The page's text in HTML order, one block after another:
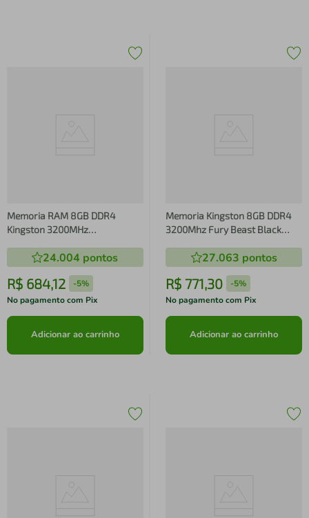
Memoria RAM 8GB DDR4
Kingston 3200MHz
24.004 pontos
R$ 684,12 -5%
No pagamento com Pix
Adicionar ao carrinho
Memoria Kingston 8GB DDR4
3200Mhz Fury Beast Black
27.063 pontos
R$ 771,30 -5%
No pagamento com Pix
Adicionar ao carrinho